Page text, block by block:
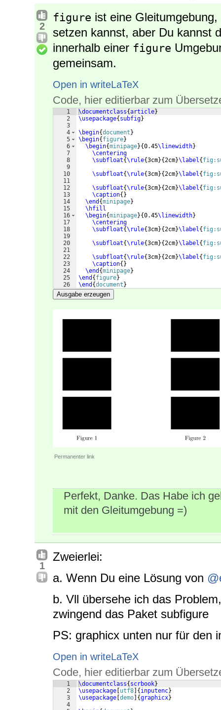
2
figure ist eine
setzen kannst, aber Du kannst
innerhalb einer figure
gemeinsam.
Open in writeLaTeX
Code, hier editierbar zum
1
2
3
4
5
6
7
8
9
10
11
12
13
14
15
16
17
18
19
20
21
22
23
24
25
26
\documentclass{article}
\usepackage{ subfig}
\begin{document }
\begin{ figure}
\begin{minipage}{0.45\linewidth}
\centering
\subfloat{\rule{3cm}{2cm}\label{
\subfloat{\rule{3cm}{2cm}\label{
\subfloat{\rule{3cm}{2cm}\label{
\caption{ }
\end {minipage}
\hfill
\begin{minipage}{0.45\linewidth}
\centering
\subfloat{\rule{3cm}{2cm}\label{
\subfloat{\rule{3cm}{2cm}\label{
\subfloat{\rule{3cm}{2cm}\label{
\caption{ }
\end {minipage}
\end { figure}
\end {document }
Ausgabe erzeugen
Permanenter link
Perfekt, Danke. Das Habe ich
mit den Gleitumgebung =)
1
Zweierlei:
a. Wenn Du eine Lösung von
b. Vll übersehe ich das
zwingend das Paket subfigure
PS: graphicx unten nur für den
Open in writeLaTeX
Code, hier editierbar zum
1
2
3
4
\documentclass{ scrbook}
\usepackage utf8 { inputenc}
\usepackage demo {graphicx}